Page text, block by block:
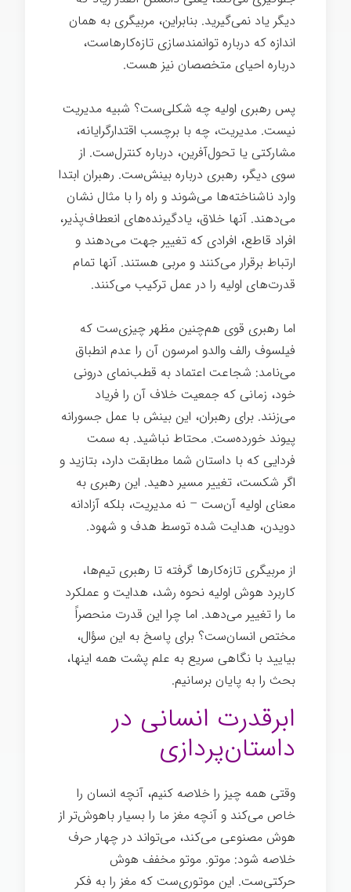
دیگر یاد نمی‌گیرید. بنابراین، مربیگری به همان
اندازه که درباره توانمندسازی تازه‌کارهاست،
درباره احیای متخصصان نیز هست.
پس رهبری اولیه چه شکلی‌ست؟ شبیه مدیریت
نیست. مدیریت، چه با برچسب اقتدارگرایانه،
مشارکتی یا تحول‌آفرین، درباره کنترل‌ست. از
سوی دیگر، رهبری درباره بینش‌ست. رهبران ابتدا
وارد ناشناخته‌ها می‌شوند و راه را با مثال نشان
می‌دهند. آنها خلاق، یادگیرنده‌های انعطاف‌پذیر،
افراد قاطع، افرادی که تغییر جهت می‌دهند و
ارتباط برقرار می‌کنند و مربی هستند. آنها تمام
قدرت‌های اولیه را در عمل ترکیب می‌کنند.
اما رهبری قوی هم‌چنین مظهر چیزی‌ست که
فیلسوف رالف والدو امرسون آن را عدم انطباق
می‌نامد: شجاعت اعتماد به قطب‌نمای درونی
خود، زمانی که جمعیت خلاف آن را فریاد
می‌زنند. برای رهبران، این بینش با عمل جسورانه
پیوند خورده‌ست. محتاط نباشید. به سمت
فردایی که با داستان شما مطابقت دارد، بتازید و
اگر شکست، تغییر مسیر دهید. این رهبری به
معنای اولیه آن‌ست – نه مدیریت، بلکه آزادانه
دویدن، هدایت شده توسط هدف و شهود.
از مربیگری تازه‌کارها گرفته تا رهبری تیم‌ها،
کاربرد هوش اولیه نحوه رشد، هدایت و عملکرد
ما را تغییر می‌دهد. اما چرا این قدرت منحصراً
مختص انسان‌ست؟ برای پاسخ به این سؤال،
بیایید با نگاهی سریع به علم پشت همه اینها،
بحث را به پایان برسانیم.
ابرقدرت انسانی در
داستان‌پردازی
وقتی همه چیز را خلاصه کنیم، آنچه انسان را
خاص می‌کند و آنچه مغز ما را بسیار باهوش‌تر از
هوش مصنوعی می‌کند، می‌تواند در چهار حرف
خلاصه شود: موتو. موتو مخفف هوش
حرکتی‌ست. این موتوری‌ست که مغز را به فکر